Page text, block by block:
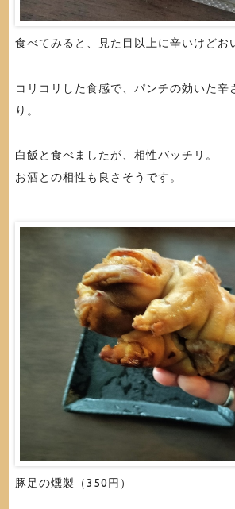
食べてみると、見た目以上に辛いけどお
コリコリした食感で、パンチの効いた辛
り。
白飯と食べましたが、相性バッチリ。
お酒との相性も良さそうです。
豚足の燻製（350円）